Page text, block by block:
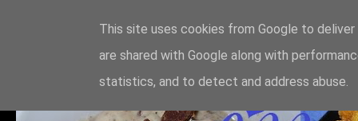
This site uses cookies from Google to
are shared with Google along with
statistics, and to detect and address abuse.